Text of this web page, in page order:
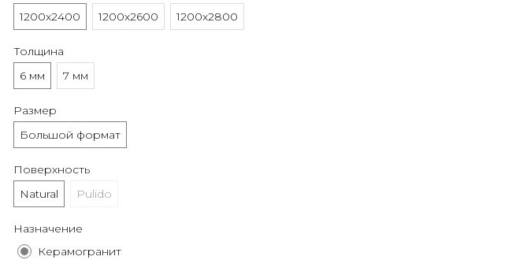
1200x2400
1200x2600 1200x2800
Толщина
6 мм
7 мм
Размер
Большой формат
Поверхность
Natural
Pulido
Назначение
Керамогранит